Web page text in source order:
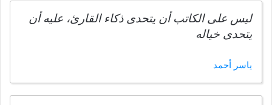
ليس على الكاتب أن يتحدى ذكاء القارئ، عليه أن
يتحدى خياله
ياسر أحمد